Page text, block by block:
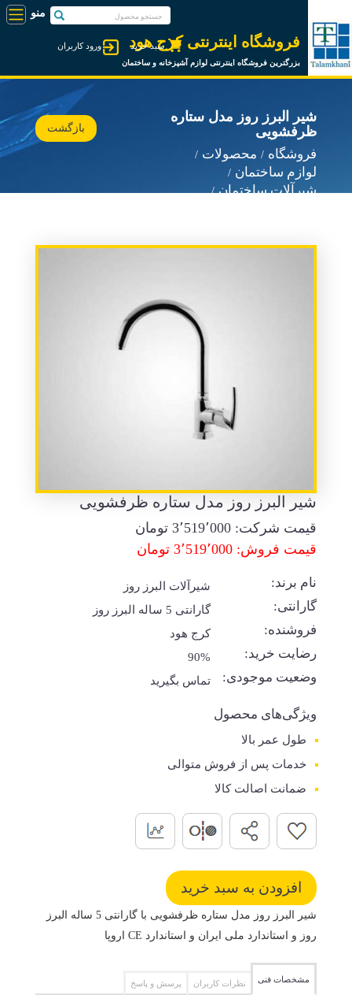
فروشگاه اینترنتی کرج هود
بزرگترین فروشگاه اینترنتی لوازم آشپزخانه و ساختمان
ورود کاربران سبد خرید
شیر البرز روز مدل ستاره
ظرفشویی
فروشگاه
محصولات
لوازم ساختمان
شیرآلات ساختمان
بازگشت
شیر البرز روز مدل ستاره ظرفشویی
قیمت شرکت: 3٬519٬000تومان
قیمت فروش: 3٬519٬000 تومان
نام برند: شیرآلات البرز روز
گارانتی: گارانتی 5 ساله البرز روز
فروشنده: کرج هود
رضایت خرید: 90%
وضعیت موجودی: تماس بگیرید
ویژگی‌های محصول
طول عمر بالا
خدمات پس از فروش متوالی
ضمانت اصالت کالا
شیر البرز روز مدل ستاره ظرفشویی با گارانتی 5 ساله البرز
روز و استاندارد ملی ایران و استاندارد CE اروپا
مشخصات فنی نظرات کاربران پرسش و پاسخ